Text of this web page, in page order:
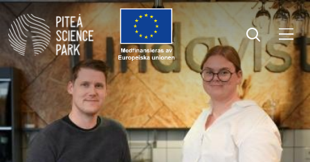
Öppna sök
Öppna menyn
-